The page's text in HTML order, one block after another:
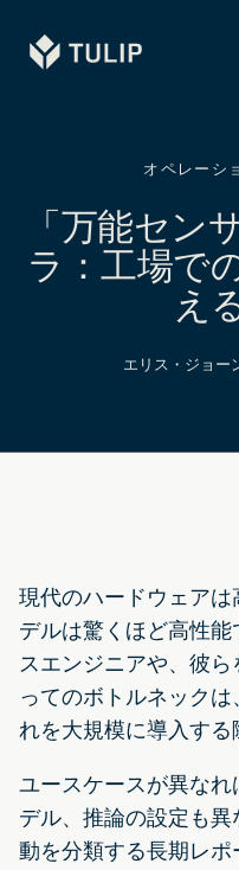
Tulip
オペレーシ
「万能セン
ラ：工場で
え
エリス・ジョー
現代のハードウェア
デルは驚くほど高性
スエンジニアや、彼
ってのボトルネック
れを大規模に導入する
ユースケースが異な
デル、推論の設定も
動を分類する長期レ